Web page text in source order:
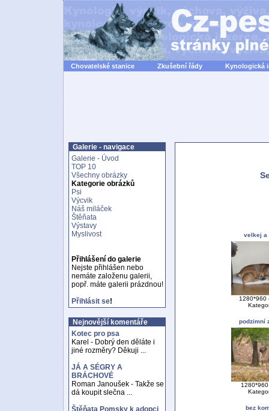
Chovatelské stanice Zkušební řády Kynologická
Galerie - navigace
Galerie - Úvod
TOP 10
Všechny obrázky
Kategorie obrázků
Psi
Výcvik
Náš miláček
Štěňata
Výstavy
Myslivost
Přihlášení do galerie
Nejste přihlášen nebo
nemáte založenu galerii,
popř. máte galerii prázdnou!
Přihlásit se!
Nejnovější komentáře
Kotec pro psa
Karel - Dobrý den děláte i
jiné rozměry? Děkuji ...
JÁ A SÉGRY A
BRÁCHOVÉ
Roman Janoušek - Takže se
dá koupit slečna ...
Štěňata Pomsky k adopci
velkej a
1280*960
podzimní
bez